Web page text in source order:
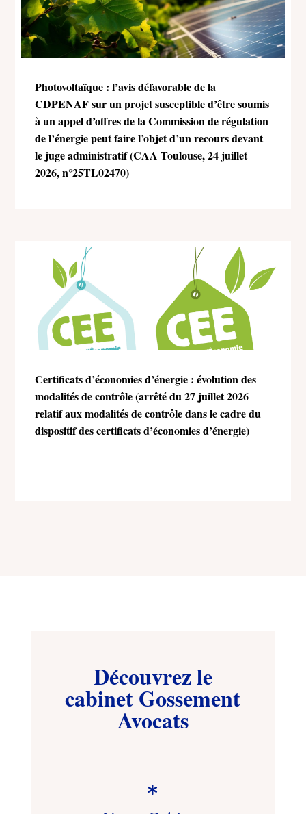
Photovoltaïque : l’avis défavorable de la
CDPENAF sur un projet susceptible d’être soumis
à un appel d’offres de la Commission de régulation
de l’énergie peut faire l’objet d’un recours devant
le juge administratif (CAA Toulouse, 24 juillet
2026, n°25TL02470)
Certificats d’économies d’énergie : évolution des
modalités de contrôle (arrêté du 27 juillet 2026
relatif aux modalités de contrôle dans le cadre du
dispositif des certificats d’économies d’énergie)
Découvrez le
cabinet Gossement
Avocats
